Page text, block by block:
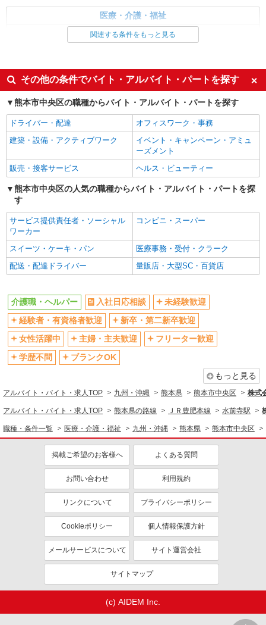
医療・介護・福祉
未経験歓迎
ミドル（40代～）活躍中
ボーナス・賞与あり
車通勤OK
交通費支給
社会保険あり
産休・育休取得実績あり
関連する条件をもっと見る
その他の条件でバイト・アルバイト・パートを探す
熊本市中央区の職種からバイト・アルバイト・パートを探す
ドライバー・配達
オフィスワーク・事務
建築・設備・アクティブワーク
イベント・キャンペーン・アミュ
ーズメント
販売・接客サービス
ヘルス・ビューティー
熊本市中央区の人気の職種からバイト・アルバイト・パートを探
す
サービス提供責任者・ソーシャル
ワーカー
コンビニ・スーパー
スイーツ・ケーキ・パン
医療事務・受付・クラーク
配送・配達ドライバー
量販店・大型SC・百貨店
介護職・ヘルパー 入社日応相談
未経験歓迎
経験者・有資格者歓迎
新卒・第二新卒歓迎
女性活躍中
主婦・主夫歓迎
フリーター歓迎
学歴不問
ブランクOK
もっと見る
アルバイト・バイト・求人TOP 九州・沖縄 熊本県 熊本市中央区 株式
アルバイト・バイト・求人TOP 熊本県の路線 ＪＲ豊肥本線 水前寺駅
職種・条件一覧 医療・介護・福祉 九州・沖縄 熊本県 熊本市中央区
掲載ご希望のお客様へ よくある質問
お問い合わせ 利用規約
リンクについて プライバシーポリシー
Cookieポリシー 個人情報保護方針
メールサービスについて サイト運営会社
サイトマップ
(c) AIDEM Inc.